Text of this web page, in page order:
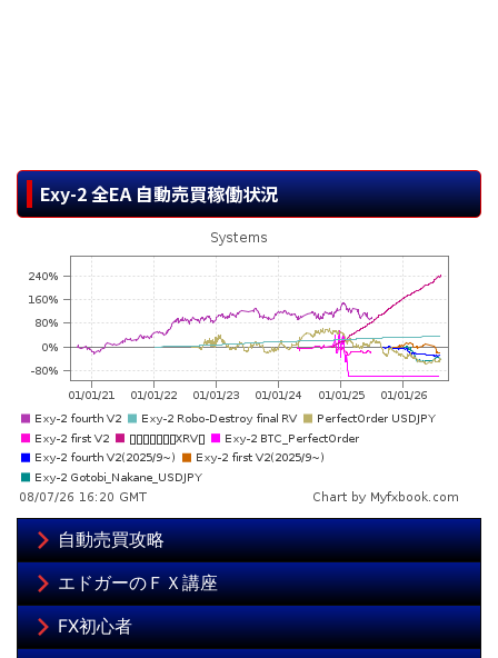
Exy-2 全EA 自動売買稼働状況
自動売買攻略
エドガーのＦＸ講座
FX初心者